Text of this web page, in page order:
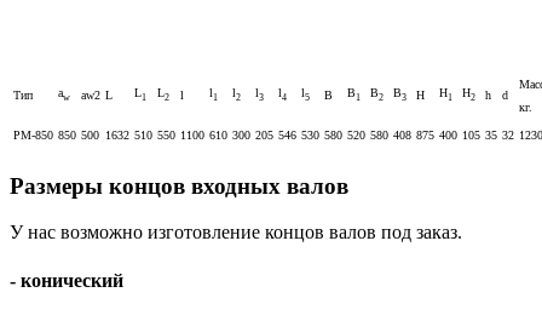
Тип aw aw2 L L1 L2 l l1 l2 l3 l4 l5 B B1 B2 B3 H H1 H2 h d
кг.
РМ-850 850 500 1632 510 550 1100 610 300 205 546 530 580 520 580 408 875 400 105 35 32 1230
Размеры концов входных валов
У нас возможно изготовление концов валов под заказ.
- конический